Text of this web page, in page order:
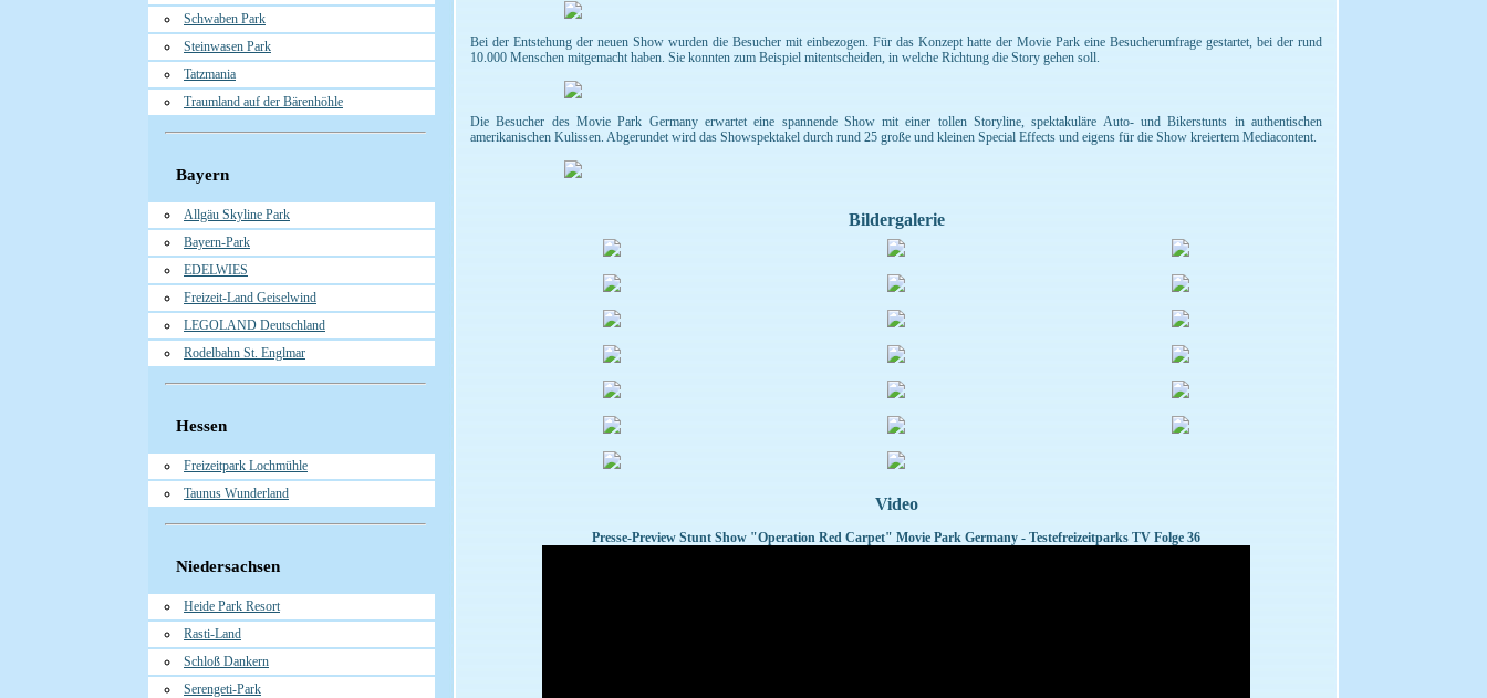
Schwaben Park
Steinwasen Park
Tatzmania
Traumland auf der Bärenhöhle
Bayern
Allgäu Skyline Park
Bayern-Park
EDELWIES
Freizeit-Land Geiselwind
LEGOLAND Deutschland
Rodelbahn St. Englmar
Hessen
Freizeitpark Lochmühle
Taunus Wunderland
Niedersachsen
Heide Park Resort
Rasti-Land
Schloß Dankern
Serengeti-Park
Bei der Entstehung der neuen Show wurden die Besucher mit einbezogen. Für das Konzept hatte der Movie Park eine Besucherumfrage gestartet, bei der rund
10.000 Menschen mitgemacht haben. Sie konnten zum Beispiel mitentscheiden, in welche Richtung die Story gehen soll.
Die Besucher des Movie Park Germany erwartet eine spannende Show mit einer tollen Storyline, spektakuläre Auto- und Bikerstunts in authentischen
amerikanischen Kulissen. Abgerundet wird das Showspektakel durch rund 25 große und kleinen Special Effects und eigens für die Show kreiertem Mediacontent.
Bildergalerie
Video
Presse-Preview Stunt Show "Operation Red Carpet" Movie Park Germany - Testefreizeitparks TV Folge 36